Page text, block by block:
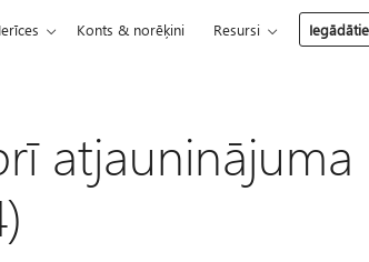
Ierīces Konts & norēķini Resursi
atjauninājuma